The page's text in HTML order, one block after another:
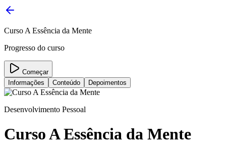
Curso A Essência da Mente
Progresso do curso
Começar
Informações
Conteúdo Depoimentos
Desenvolvimento Pessoal
Curso A Essência da Mente